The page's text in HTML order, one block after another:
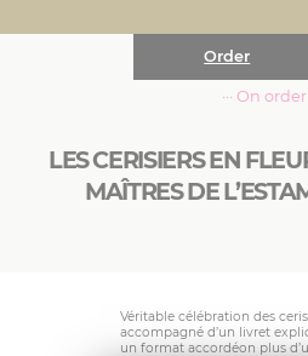
LES CERISIERS EN
MAÎTRES DE
Order
··· On order
Véritable célébration des
accompagné d’un livret
un format accordéon plus